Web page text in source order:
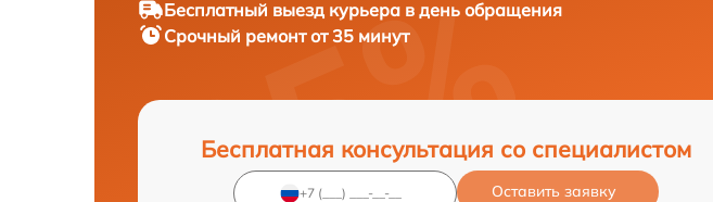
Бесплатный выезд курьера в день обращения
Срочный ремонтот 35 минут
Бесплатная консультация со специалистом
Оставить заявку